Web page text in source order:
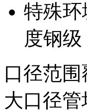
特殊环
度钢
口径范
大口径